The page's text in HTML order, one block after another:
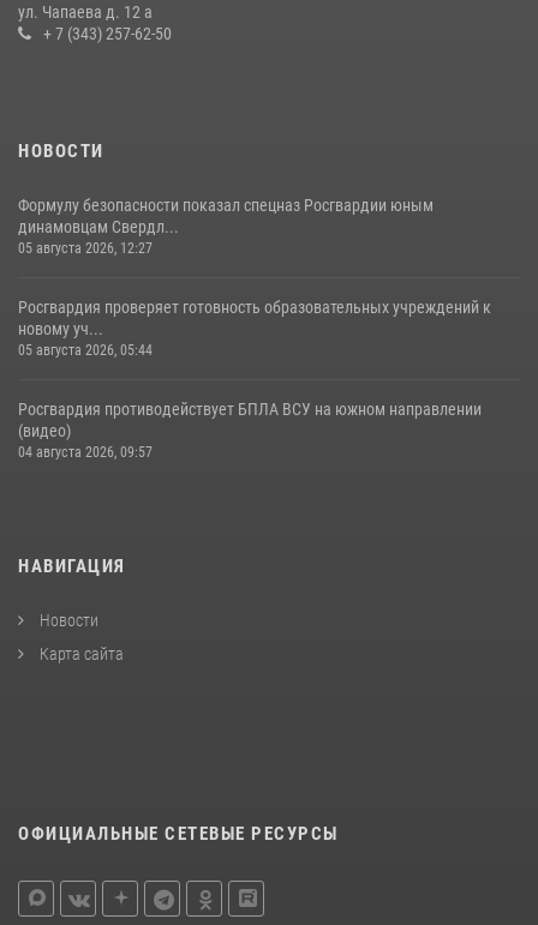
10 июля 2026, 12:35
ул. Чапаева д. 12 а
+ 7 (343) 257-62-50
НОВОСТИ
Формулу безопасности показал спецназ Росгвардии юным
динамовцам Свердл...
05 августа 2026, 12:27
Росгвардия проверяет готовность образовательных учреждений к
новому уч...
05 августа 2026, 05:44
Росгвардия противодействует БПЛА ВСУ на южном направлении
(видео)
04 августа 2026, 09:57
НАВИГАЦИЯ
Новости
Карта сайта
ОФИЦИАЛЬНЫЕ СЕТЕВЫЕ РЕСУРСЫ